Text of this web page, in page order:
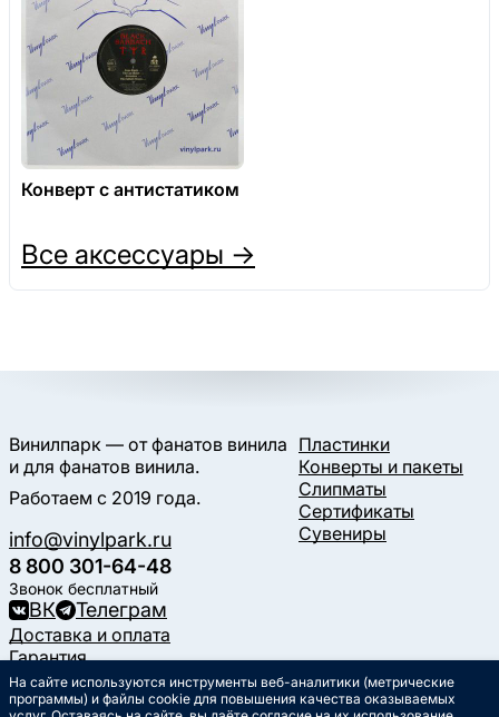
Конверт с антистатиком
Все аксессуары →
Винилпарк — от фанатов винила
и для фанатов винила.
Работаем с 2019 года.
info@vinylpark.ru
8 800 301-64-48
Звонок бесплатный
ВК Телеграм
Пластинки
Конверты и пакеты
Слипматы
Сертификаты
Сувениры
Доставка и оплата
Гарантия
Контакты
Статьи
На сайте используются инструменты веб-аналитики (метрические
программы) и файлы cookie для повышения качества оказываемых